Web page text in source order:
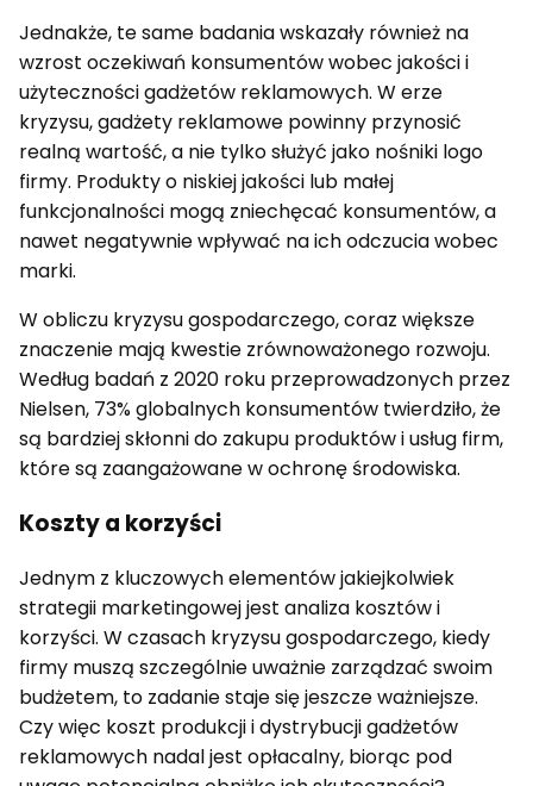
Jednakże, te same badania wskazały również na
wzrost oczekiwań konsumentów wobec jakości i
użyteczności gadżetów reklamowych. W erze
kryzysu, gadżety reklamowe powinny przynosić
realną wartość, a nie tylko służyć jako nośniki logo
firmy. Produkty o niskiej jakości lub małej
funkcjonalności mogą zniechęcać konsumentów, a
nawet negatywnie wpływać na ich odczucia wobec
marki.
W obliczu kryzysu gospodarczego, coraz większe
znaczenie mają kwestie zrównoważonego rozwoju.
Według badań z 2020 roku przeprowadzonych przez
Nielsen, 73% globalnych konsumentów twierdziło, że
są bardziej skłonni do zakupu produktów i usług firm,
które są zaangażowane w ochronę środowiska.
Koszty a korzyści
Jednym z kluczowych elementów jakiejkolwiek
strategii marketingowej jest analiza kosztów i
korzyści. W czasach kryzysu gospodarczego, kiedy
firmy muszą szczególnie uważnie zarządzać swoim
budżetem, to zadanie staje się jeszcze ważniejsze.
Czy więc koszt produkcji i dystrybucji gadżetów
reklamowych nadal jest opłacalny, biorąc pod